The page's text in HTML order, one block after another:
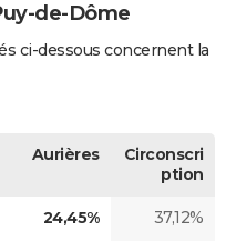
de-Dôme
ci-dessous concernent la
Aurières
Circonscri
ption
24,45% 37,12%